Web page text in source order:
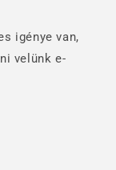
igénye van,
velünk e-